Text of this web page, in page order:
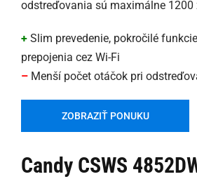
odstreďovania sú maximálne 1200
+ Slim prevedenie, pokročilé
prepojenia cez Wi-Fi
– Menší počet otáčok pri
ZOBRAZIŤ PONUKU
Candy CSWS